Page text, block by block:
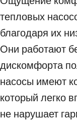
тепловых
благодаря их
Они работают
дискомфорта
насосы имеют
который легко
не нарушает